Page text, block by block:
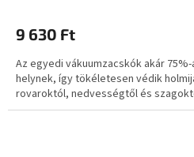
9 630 Ft
Az egyedi vákuumzacskók akár
helynek, így tökéletesen védik
rovaroktól, nedvességtől és